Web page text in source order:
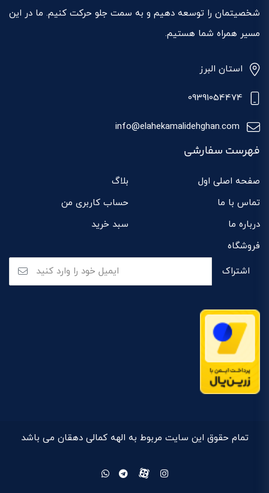
شخصیتمان را توسعه دهیم و به سمت جلو حرکت کنیم. ما در این
مسیر همراه شما هستیم.
استان البرز
09391054474
info@elahekamalidehghan.com
فهرست سفارشی
صفحه اصلی اول
بلاگ
تماس با ما
حساب کاربری من
درباره ما
سبد خرید
فروشگاه
تمام حقوق این سایت مربوط به الهه کمالی دهقان می باشد